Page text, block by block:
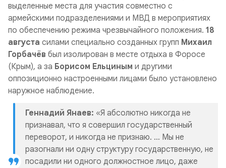
выделенные места для участия совместно с
армейскими подразделениями и МВД в мероприятиях
по обеспечению режима чрезвычайного положения. 18
августа силами специально созданных групп Михаил
Горбачёв был изолирован в месте отдыха в Форосе
(Крым), а за Борисом Ельциным и другими
оппозиционно настроенными лицами было установлено
наружное наблюдение.
Геннадий Янаев: «Я абсолютно никогда не
признавал, что я совершил государственный
переворот, и никогда не признаю. … Мы не
разогнали ни одну структуру государственную, не
посадили ни одного должностное лицо, даже